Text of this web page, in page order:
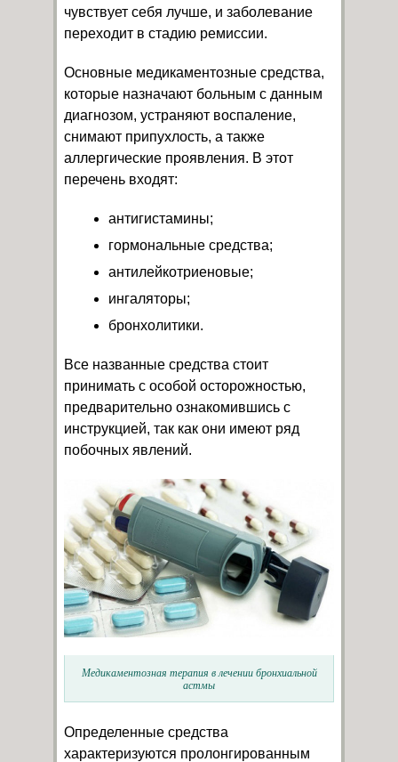
чувствует себя лучше, и заболевание
переходит в стадию ремиссии.
Основные медикаментозные средства,
которые назначают больным с данным
диагнозом, устраняют воспаление,
снимают припухлость, а также
аллергические проявления. В этот
перечень входят:
антигистамины;
гормональные средства;
антилейкотриеновые;
ингаляторы;
бронхолитики.
Все названные средства стоит
принимать с особой осторожностью,
предварительно ознакомившись с
инструкцией, так как они имеют ряд
побочных явлений.
Медикаментозная терапия в лечении бронхиальной
астмы
Определенные средства
характеризуются пролонгированным